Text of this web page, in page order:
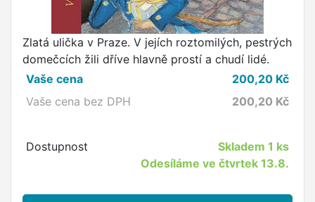
Zlatá ulička v Praze. V jejích roztomilých, pestrých
domečcích žili dříve hlavně prostí a chudí lidé.
Vaše cena
200,20 Kč
Vaše cena bez DPH
200,20 Kč
Dostupnost Skladem1 ks
Odesíláme ve čtvrtek 13.8.